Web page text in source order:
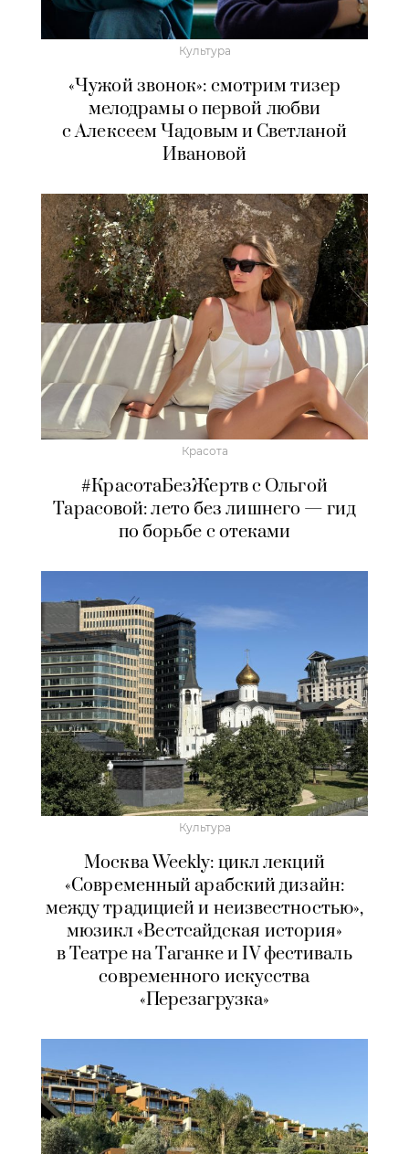
Культура
«Чужой звонок»: смотрим тизер
мелодрамы о первой любви
с Алексеем Чадовым и Светланой
Ивановой
Красота
#КрасотаБезЖертв с Ольгой
Тарасовой: лето без лишнего — гид
по борьбе с отеками
Культура
Москва Weekly: цикл лекций
«Современный арабский дизайн:
между традицией и неизвестностью»,
мюзикл «Вестсайдская история»
в Театре на Таганке и IV фестиваль
современного искусства
«Перезагрузка»